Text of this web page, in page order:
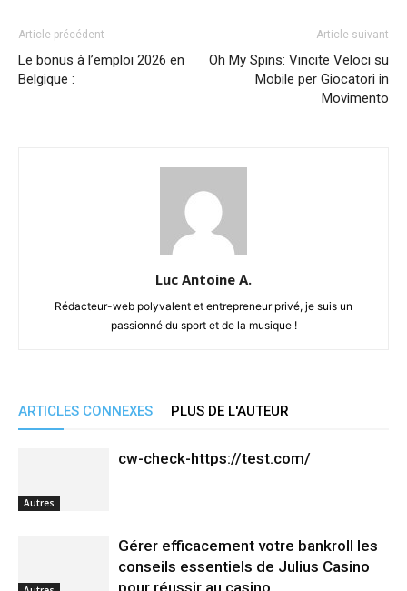
Article précédent
Le bonus à l’emploi 2026 en
Belgique :
Article suivant
Oh My Spins: Vincite Veloci su
Mobile per Giocatori in
Movimento
Luc Antoine A.
Rédacteur-web polyvalent et entrepreneur privé, je suis un
passionné du sport et de la musique !
ARTICLES CONNEXES PLUS DE L'AUTEUR
Autres
cw-check-https://test.com/
Gérer efficacement votre bankroll les
conseils essentiels de Julius Casino
pour réussir au casino